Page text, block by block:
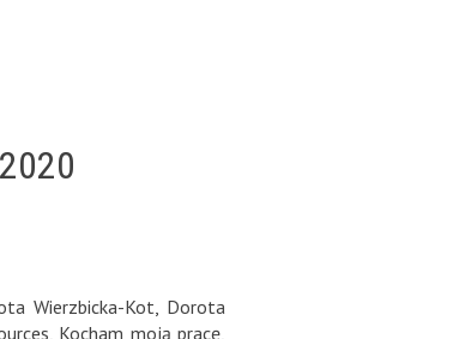
Wierzbicka-Kot, Dorota
, Kocham moją pracę,